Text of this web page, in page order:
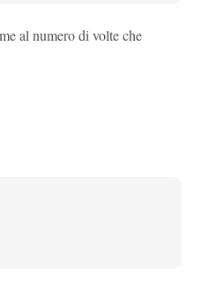
al numero di volte che